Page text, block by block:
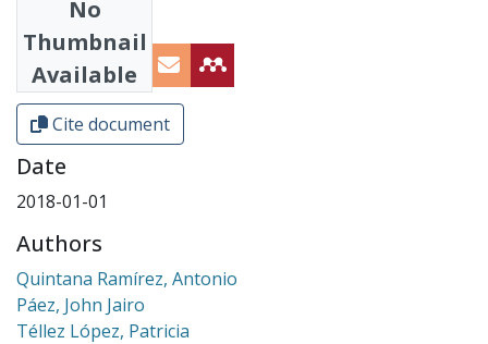
No
Thumbnail
Available
Share
Cite document
Date
2018-01-01
Authors
Quintana Ramírez, Antonio
Páez, John Jairo
Téllez López, Patricia